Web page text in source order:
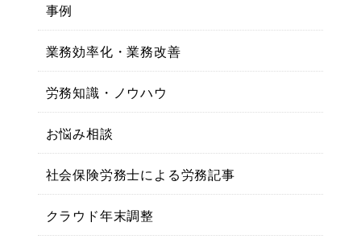
事例
業務効率化・業務改善
労務知識・ノウハウ
お悩み相談
社会保険労務士による労務記事
クラウド年末調整